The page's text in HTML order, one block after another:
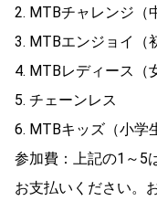
2. MTBチャレンジ（
3. MTBエンジョイ（
4. MTBレディース（
5. チェーンレス
6. MTBキッズ（小学
参加費：上記の1～
お支払いください。